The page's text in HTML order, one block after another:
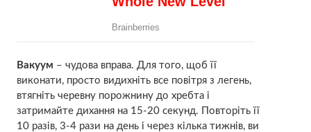
Вакуум – чудова вправа. Для того, щоб її
виконати, просто видихніть все повітря з легень,
втягніть черевну порожнину до хребта і
затримайте дихання на 15-20 секунд. Повторіть її
10 разів, 3-4 рази на день і через кілька тижнів, ви